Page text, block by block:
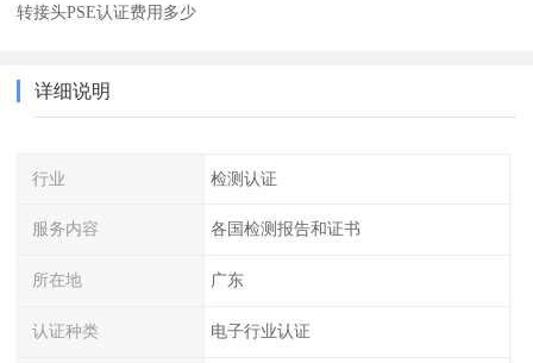
转接头PSE认证费用多少
详细说明
行业 检测认证
服务内容 各国检测报告和证书
所在地 广东
认证种类 电子行业认证